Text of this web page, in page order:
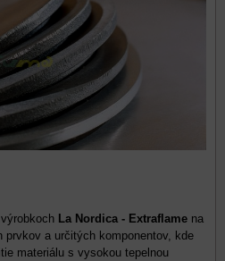
La Nordica - Extraflame na
prvkov a určitých komponentov, kde
materiálu s vysokou tepelnou